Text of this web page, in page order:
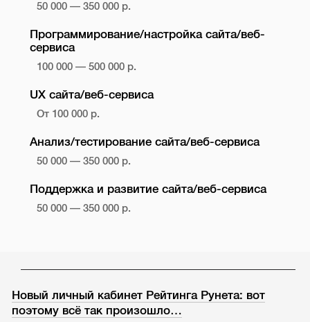
50 000 — 350 000 р.
Программирование/настройка сайта/веб-
сервиса
100 000 — 500 000 р.
UX сайта/веб-сервиса
От 100 000 р.
Анализ/тестирование сайта/веб-сервиса
50 000 — 350 000 р.
Поддержка и развитие сайта/веб-сервиса
50 000 — 350 000 р.
Новый личный кабинет Рейтинга Рунета: вот
поэтому всё так произошло…